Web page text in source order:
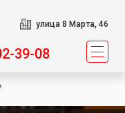
улица 8 Марта, 46
39-08